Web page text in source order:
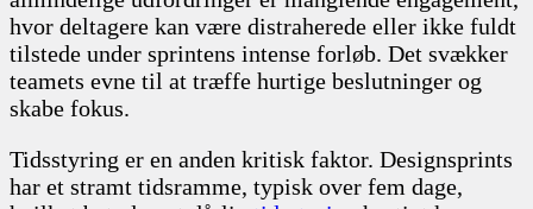
hvor deltagere kan være distraherede eller ikke fuldt
tilstede under sprintens intense forløb. Det svækker
teamets evne til at træffe hurtige beslutninger og
skabe fokus.
Tidsstyring er en anden kritisk faktor. Designsprints
har et stramt tidsramme, typisk over fem dage,